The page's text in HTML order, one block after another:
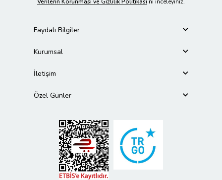
Verilerin Korunması ve Gizlilik Politikası’nı inceleyiniz.
Faydalı Bilgiler
Kurumsal
İletişim
Özel Günler